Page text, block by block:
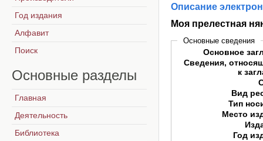
Описание
Моя прелестная
Основные сведения
Основное
Сведения,
к
Вид
Тип
Место
Год
Год издания
Алфавит
Поиск
Основные разделы
Главная
Деятельность
Библиотека